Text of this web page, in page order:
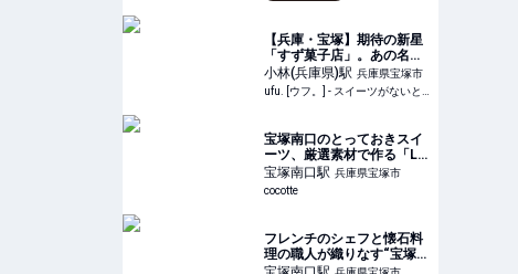
【兵庫・宝塚】期待の新星
「すず菓子店」。あの名店
出身パティシエが手がけ
る“やさしすぎるお菓子”と
は？ - ufu. [ウフ。]
小林(兵庫県)駅 兵庫県宝塚市
ufu. [ウフ。] - スイーツがないと始まらないufu.ウフ。
宝塚南口のとっておきスイ
ーツ、厳選素材で作る「La
fleur（ラ・フルール）」の
ご褒美クレープ：cocotte
宝塚南口駅 兵庫県宝塚市
cocotte
フレンチのシェフと懐石料
理の職人が織りなす“宝塚ら
しい”ニュースタイルの鮨コ